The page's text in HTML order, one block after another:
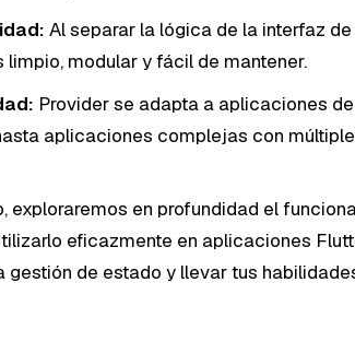
Al separar la lógica de la interfaz
limpio, modular y fácil de mantener.
Provider se adapta a aplicaciones
aplicaciones complejas con
exploraremos en profundidad el
eficazmente en aplicaciones
gestión de estado y llevar tus